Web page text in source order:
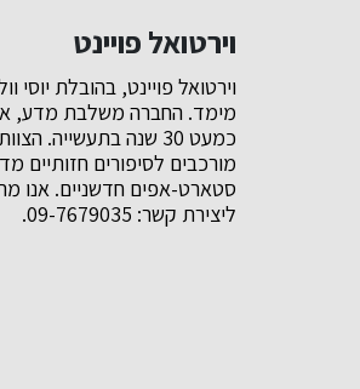
וירטואל פויינט
וירטואל פויינט, בהובלת יוסי
מימד. החברה משלבת מדע,
כמעט 30 שנה
מורכבים לסיפורים חזותיים
סטארט-אפים חדשניים. אנו
ליצירת קשר: 09-7679035.